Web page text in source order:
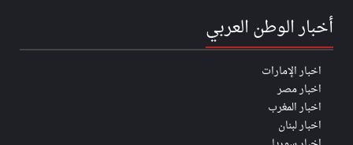
أخبار الوطن العربي
اخبار الإمارات
اخبار مصر
اخبار المغرب
اخبار لبنان